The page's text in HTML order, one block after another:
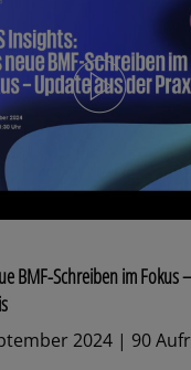
BMF-Schreiben im Fokus
2024 | 90